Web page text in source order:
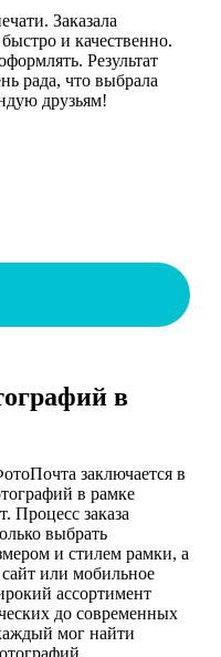
Заказала
и качественно.
Результат
рада, что выбрала
друзьям!
в
заключается в
в рамке
Процесс заказа
выбрать
и стилем рамки, а
или мобильное
ассортимент
до современных
мог найти